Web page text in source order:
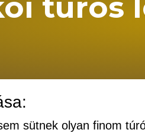
túrós
sütnek olyan finom